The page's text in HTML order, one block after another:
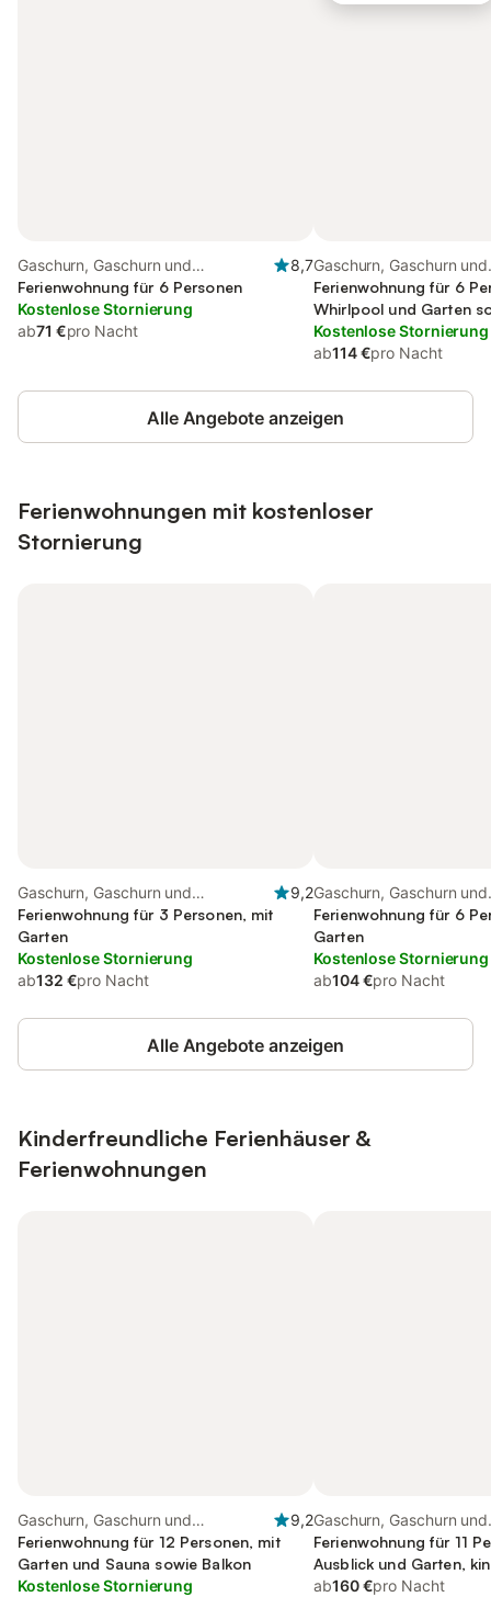
Gaschurn, Gaschurn und
Umgebung
8,7
Ferienwohnung für 6 Personen
Kostenlose Stornierung
ab71 €pro Nacht
Gaschurn, Gaschurn und
Umgebung
Ferienwohnung für 6
Whirlpool und Garten
Haustier
Kostenlose Stornierung
ab114 €pro Nacht
Alle Angebote anzeigen
Ferienwohnungen mit kostenloser
Stornierung
Gaschurn, Gaschurn und
Umgebung
9,2
Ferienwohnung für 3 Personen, mit
Garten
Kostenlose Stornierung
ab132 €pro Nacht
Gaschurn, Gaschurn und
Umgebung
Ferienwohnung für 6
Garten
Kostenlose Stornierung
ab104 €pro Nacht
Alle Angebote anzeigen
Kinderfreundliche Ferienhäuser &
Ferienwohnungen
Gaschurn, Gaschurn und
Umgebung
9,2
Ferienwohnung für 12 Personen, mit
Garten und Sauna sowie Balkon
Kostenlose Stornierung
Gaschurn, Gaschurn und
Umgebung
Ferienwohnung für 11
Ausblick und Garten,
ab160 €pro Nacht